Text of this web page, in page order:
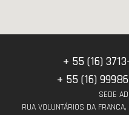
+ 55 (16)
+ 55 (16)
SEDE
RUA VOLUNTÁRIOS DA